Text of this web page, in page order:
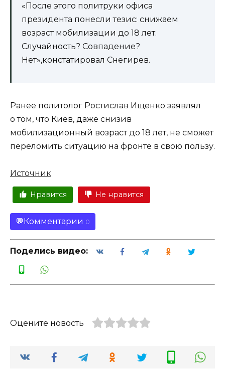
«После этого политруки офиса
президента понесли тезис: снижаем
возраст мобилизации до 18 лет.
Случайность? Совпадение?
Нет»,констатировал Снегирев.
Ранее политолог Ростислав Ищенко заявлял
о том, что Киев, даже снизив
мобилизационный возраст до 18 лет, не сможет
переломить ситуацию на фронте в свою пользу.
Источник
Нравится Не нравится
Комментарии 0
Поделись видео:
Оцените новость